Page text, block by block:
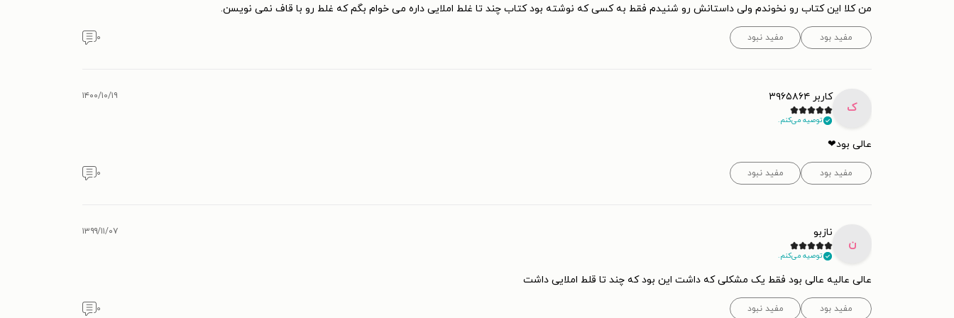
من کلا این کتاب رو نخوندم ولی داستانش رو شنیدم فقط به کسی که نوشته بود کتاب چند تا غلط املایی داره می خوام بگم که غلط رو با قاف نمی نویسن.
مفید بود مفید نبود ۰
ک
کاربر ۳۹۶۵۸۶۴
توصیه می‌کنم.
۱۴۰۰/۱۰/۱۹
عالی بود❤
مفید بود مفید نبود ۰
ن
نازبو
توصیه می‌کنم.
۱۳۹۹/۱۱/۰۷
عالی عالیه عالی بود فقط یک مشکلی که داشت این بود که چند تا قلط املایی داشت
مفید بود مفید نبود ۰